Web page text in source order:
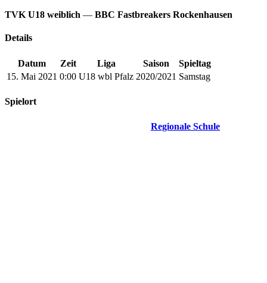
TVK U18 weiblich — BBC Fastbreakers Rockenhausen
Details
Datum Zeit Liga Saison
Spieltag
15. Mai 2021 0:00 U18 wbl Pfalz 2020/2021 Samstag
Spielort
Regionale Schule